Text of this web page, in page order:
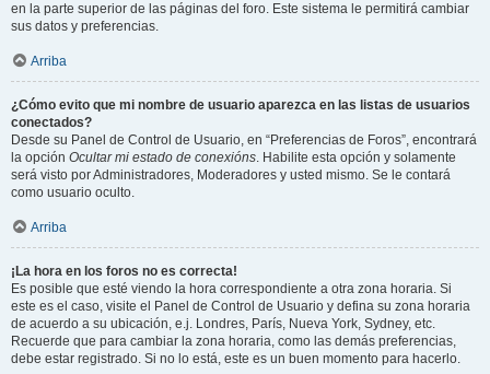
en la parte superior de las páginas del foro. Este sistema le permitirá cambiar
sus datos y preferencias.
Arriba
¿Cómo evito que mi nombre de usuario aparezca en las listas de usuarios
conectados?
Desde su Panel de Control de Usuario, en “Preferencias de Foros”, encontrará
la opción Ocultar mi estado de conexións. Habilite esta opción y solamente
será visto por Administradores, Moderadores y usted mismo. Se le contará
como usuario oculto.
Arriba
¡La hora en los foros no es correcta!
Es posible que esté viendo la hora correspondiente a otra zona horaria. Si
este es el caso, visite el Panel de Control de Usuario y defina su zona horaria
de acuerdo a su ubicación, e.j. Londres, París, Nueva York, Sydney, etc.
Recuerde que para cambiar la zona horaria, como las demás preferencias,
debe estar registrado. Si no lo está, este es un buen momento para hacerlo.